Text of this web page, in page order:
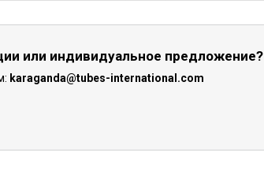
или индивидуальное предложение?
karaganda@tubes-international.com